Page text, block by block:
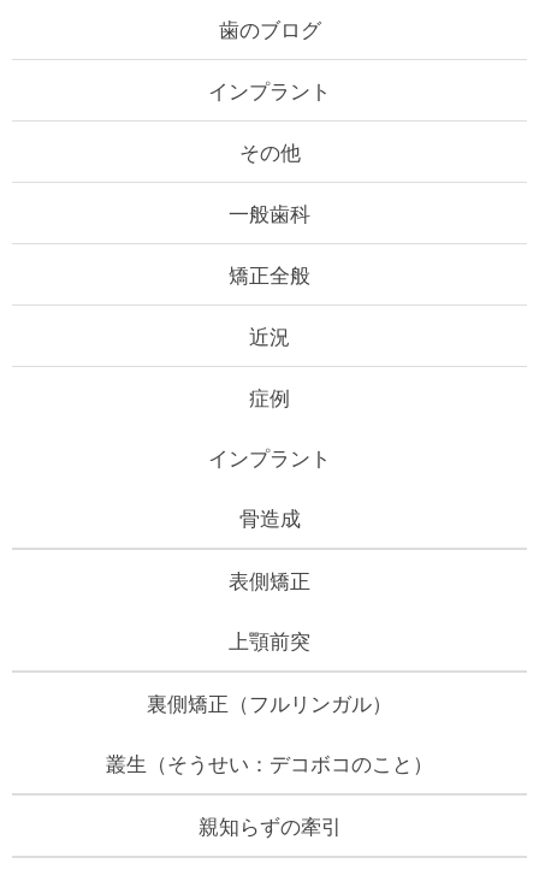
歯のブログ
インプラント
その他
一般歯科
矯正全般
近況
症例
インプラント
骨造成
表側矯正
上顎前突
裏側矯正（フルリンガル）
叢生（そうせい：デコボコのこと）
親知らずの牽引